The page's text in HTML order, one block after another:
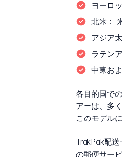
ヨーロ
北米：
アジア
ラテン
中東お
各目的国で
アーは、多
このモデル
TrakPak配
の郵便サー